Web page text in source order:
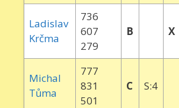
Ladislav
Krčma
736
607
279
B X
Michal
Tůma
777
831
501
C S:4